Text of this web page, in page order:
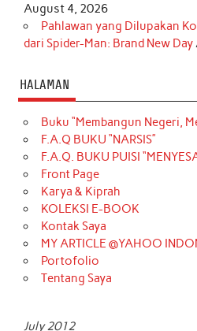
August 4, 2026
Pahlawan yang Dilupakan
dari Spider-Man: Brand New Day
HALAMAN
Buku “Membangun Negeri,
F.A.Q BUKU “NARSIS”
F.A.Q. BUKU PUISI
Front Page
Karya & Kiprah
KOLEKSI E-BOOK
Kontak Saya
MY ARTICLE @YAHOO
Portofolio
Tentang Saya
July 2012